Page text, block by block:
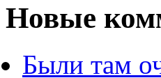
Новые
Были там